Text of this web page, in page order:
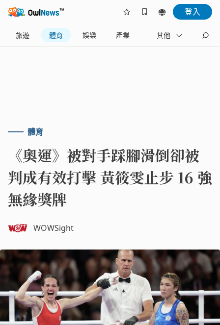
登入
旅遊 體育 娛樂 產業 藝文
其他
體育
《奧運》被對手踩腳滑倒卻被
判成有效打擊 黃筱雯止步 16 強
無緣獎牌
WOWSight